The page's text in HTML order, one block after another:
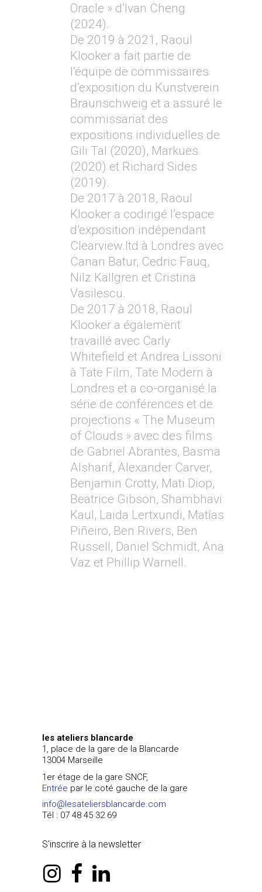
Oracle » d’Ivan Cheng
(2024).
De 2019 à 2021, Raoul
Klooker a fait partie de
l’équipe de commissaires
d’exposition du Kunstverein
Braunschweig et a assuré le
commissariat des
expositions individuelles de
Gili Tal (2020), Markues
(2020) et Richard Sides
(2019).
De 2017 à 2018, Raoul
Klooker a codirigé l’espace
d’exposition indépendant
Clearview.ltd à Londres avec
Canan Batur, Cedric Fauq,
Nilz Källgren et Cristina
Vasilescu.
De 2017 à 2018, Raoul
Klooker a également
travaillé avec Carly
Whitefield et Andrea Lissoni
à Tate Film, Tate Modern à
Londres et a co-organisé la
série de conférences et de
projections « The Museum
of Clouds » avec des films
de Gabriel Abrantes, Basma
Alsharif, Alexander Carver,
Benjamin Crotty, Mati Diop,
Beatrice Gibson, Shambhavi
Kaul, Laida Lertxundi, Matías
Piñeiro, Ben Rivers, Ben
Russell, Daniel Schmidt, Ana
Vaz et Phillip Warnell.
les ateliers blancarde
1, place de la gare de la Blancarde
13004 Marseille
1er étage de la gare SNCF,
Entrée par le coté gauche de la gare
info@lesateliersblancarde.com
Tél : 07 48 45 32 69
S'inscrire à la newsletter
instagram
facebook
linkedin